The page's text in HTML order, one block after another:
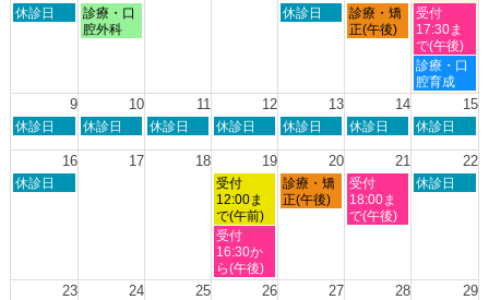
月
27th
月
1st
2026
日
2nd
休診日
月
曜
3rd
診療・口
腔外科
木
6th
休診日
金
曜
7th
診療・矯
正(午後)
土
曜
日,
8
月
8th
受付
17:30ま
で(午後)
土
曜
日,
月
診療・口
腔育成
9 10 11 12 13 14 15
日
8
月
休診日
月
休診日
火
休診日
水
8
月
12th
2026
休診日
木
8
月
13th
休診日
金
8
月
14th
2026
休診日
土
8
月
休診日
16 17 18 19 20 21 22
日
2026
休診日
水
曜
日,
8
月
19th
2026
受付
12:00ま
で(午前)
木
曜
2026
診療・矯
正(午後)
金
曜
日,
2026
受付
18:00ま
で(午後)
土
2026
休診日
水
曜
日,
8
受付
16:30か
ら(午後)
23 24 25 26 27 28 29